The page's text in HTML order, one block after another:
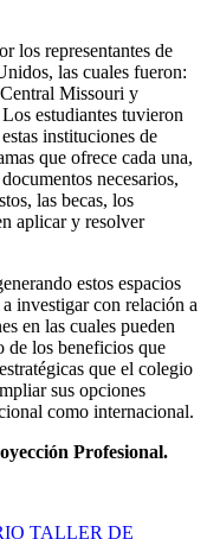
los representantes de
las cuales fueron:
Missouri y
estudiantes tuvieron
instituciones de
que ofrece cada una,
necesarios,
las becas, los
aplicar y resolver
estos espacios
investigar con relación a
en las cuales pueden
de los beneficios que
que el colegio
sus opciones
como internacional.
Profesional.
TALLER DE